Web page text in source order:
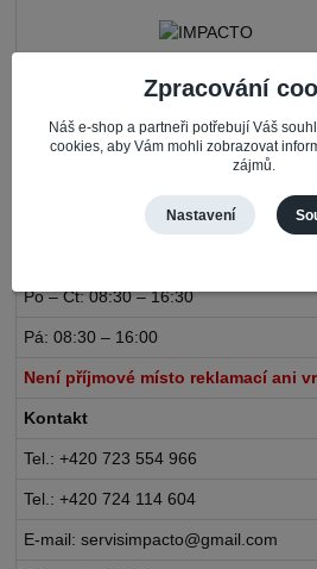
IMPACTO – Ingrid Kaczorová
Nerudova 468
735 81 Bohumín – Nový Bohumín
Po – Čt: 08:30 – 16:30
Pá: 08:30 – 16:00
Není příjmové místo reklamací ani
Kontakt
Tel.: +420 723 554 966
Tel.: +420 724 114 604
E-mail: servisimpacto@gmail.com
Zpracování
Náš e-shop a partneři potřebují Váš
cookies, aby Vám mohli zobrazovat
zájmů.
Nastavení